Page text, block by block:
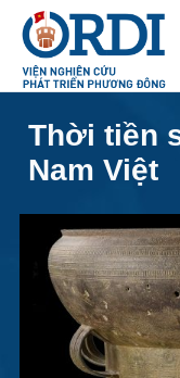
Thời tiền
Nam Việt